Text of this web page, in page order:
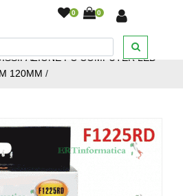
0 0
/VENTOLA
PC COMPUTER LED
120MM /